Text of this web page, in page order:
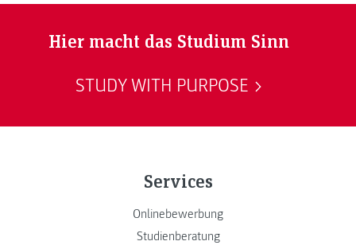
Hier macht das Studium Sinn
STUDY WITH PURPOSE
Services
Onlinebewerbung
Studienberatung